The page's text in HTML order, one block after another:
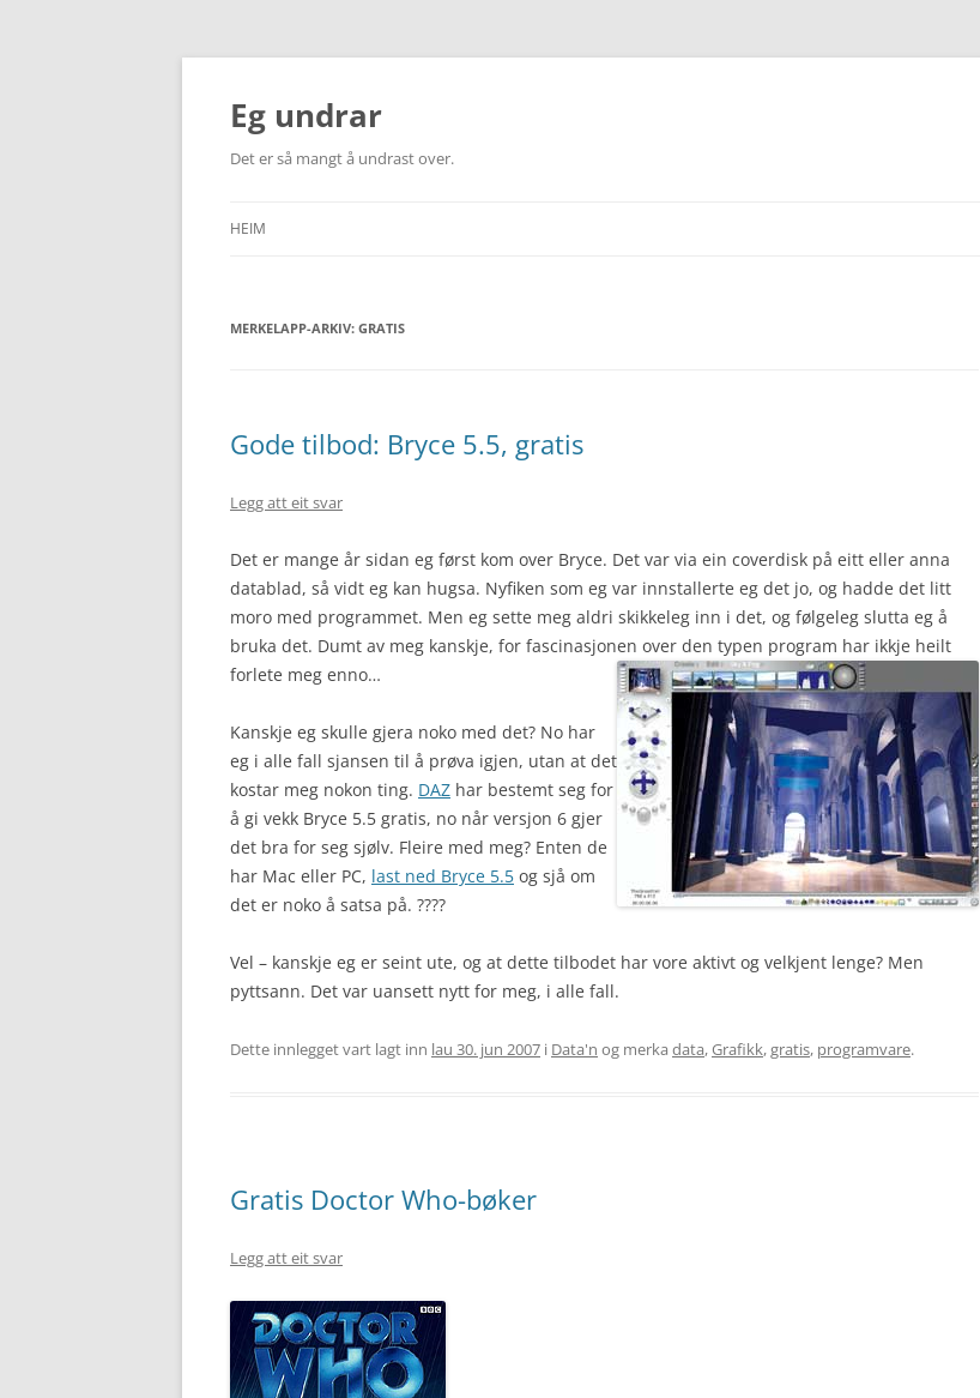
Eg undrar
Det er så mangt å undrast over.
HEIM
MERKELAPP-ARKIV: GRATIS
Gode tilbod: Bryce 5.5, gratis
Legg att eit svar
Det er mange år sidan eg først kom over Bryce. Det var via ein coverdisk på eitt eller anna
datablad, så vidt eg kan hugsa. Nyfiken som eg var innstallerte eg det jo, og hadde det litt
moro med programmet. Men eg sette meg aldri skikkeleg inn i det, og følgeleg slutta eg å
bruka det. Dumt av meg kanskje, for fascinasjonen over den typen program har ikkje heilt
forlete meg enno…
Kanskje eg skulle gjera noko med det? No har
eg i alle fall sjansen til å prøva igjen, utan at det
kostar meg nokon ting. DAZ har bestemt seg for
å gi vekk Bryce 5.5 gratis, no når versjon 6 gjer
det bra for seg sjølv. Fleire med meg? Enten de
har Mac eller PC, last ned Bryce 5.5 og sjå om
det er noko å satsa på. ????
Vel – kanskje eg er seint ute, og at dette tilbodet har vore aktivt og velkjent lenge? Men
pyttsann. Det var uansett nytt for meg, i alle fall.
Dette innlegget vart lagt inn lau 30. jun 2007 i Data'n og merka data,Grafikk,gratis, programvare.
Gratis Doctor Who-bøker
Legg att eit svar